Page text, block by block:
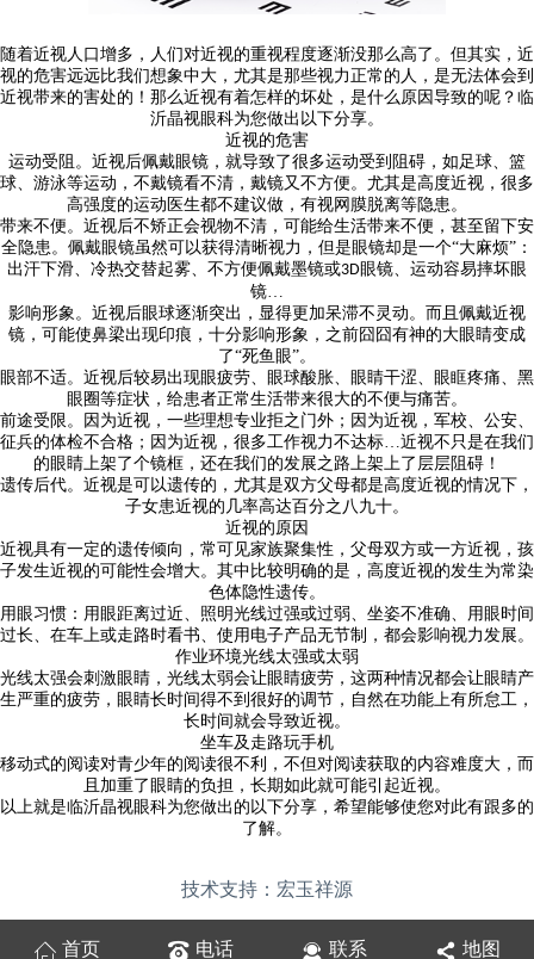
随着近视人口增多，人们对近视的重视程度逐渐没那么高了。但其实，近
视的危害远远比我们想象中大，尤其是那些视力正常的人，是无法体会到
近视带来的害处的！那么近视有着怎样的坏处，是什么原因导致的呢？临
沂晶视眼科为您做出以下分享。
近视的危害
运动受阻。近视后佩戴眼镜，就导致了很多运动受到阻碍，如足球、篮
球、游泳等运动，不戴镜看不清，戴镜又不方便。尤其是高度近视，很多
高强度的运动医生都不建议做，有视网膜脱离等隐患。
带来不便。近视后不矫正会视物不清，可能给生活带来不便，甚至留下安
全隐患。佩戴眼镜虽然可以获得清晰视力，但是眼镜却是一个“大麻烦”：
出汗下滑、冷热交替起雾、不方便佩戴墨镜或3D眼镜、运动容易摔坏眼
镜…
影响形象。近视后眼球逐渐突出，显得更加呆滞不灵动。而且佩戴近视
镜，可能使鼻梁出现印痕，十分影响形象，之前囧囧有神的大眼睛变成
了“死鱼眼”。
眼部不适。近视后较易出现眼疲劳、眼球酸胀、眼睛干涩、眼眶疼痛、黑
眼圈等症状，给患者正常生活带来很大的不便与痛苦。
前途受限。因为近视，一些理想专业拒之门外；因为近视，军校、公安、
征兵的体检不合格；因为近视，很多工作视力不达标 …近视不只是在我们
的眼睛上架了个镜框，还在我们的发展之路上架上了层层阻碍！
遗传后代。近视是可以遗传的，尤其是双方父母都是高度近视的情况下，
子女患近视的几率高达百分之八九十。
近视的原因
近视具有一定的遗传倾向，常可见家族聚集性，父母双方或一方近视，孩
子发生近视的可能性会增大。其中比较明确的是，高度近视的发生为常染
色体隐性遗传。
用眼习惯：用眼距离过近、照明光线过强或过弱、坐姿不准确、用眼时间
过长、在车上或走路时看书、使用电子产品无节制，都会影响视力发展。
作业环境光线太强或太弱
光线太强会刺激眼睛，光线太弱会让眼睛疲劳，这两种情况都会让眼睛产
生严重的疲劳，眼睛长时间得不到很好的调节，自然在功能上有所怠工，
长时间就会导致近视。
坐车及走路玩手机
移动式的阅读对青少年的阅读很不利，不但对阅读获取的内容难度大，而
且加重了眼睛的负担，长期如此就可能引起近视。
以上就是临沂晶视眼科为您做出的以下分享，希望能够使您对此有跟多的
了解。
技术支持：宏玉祥源
首页 电话 联系 地图